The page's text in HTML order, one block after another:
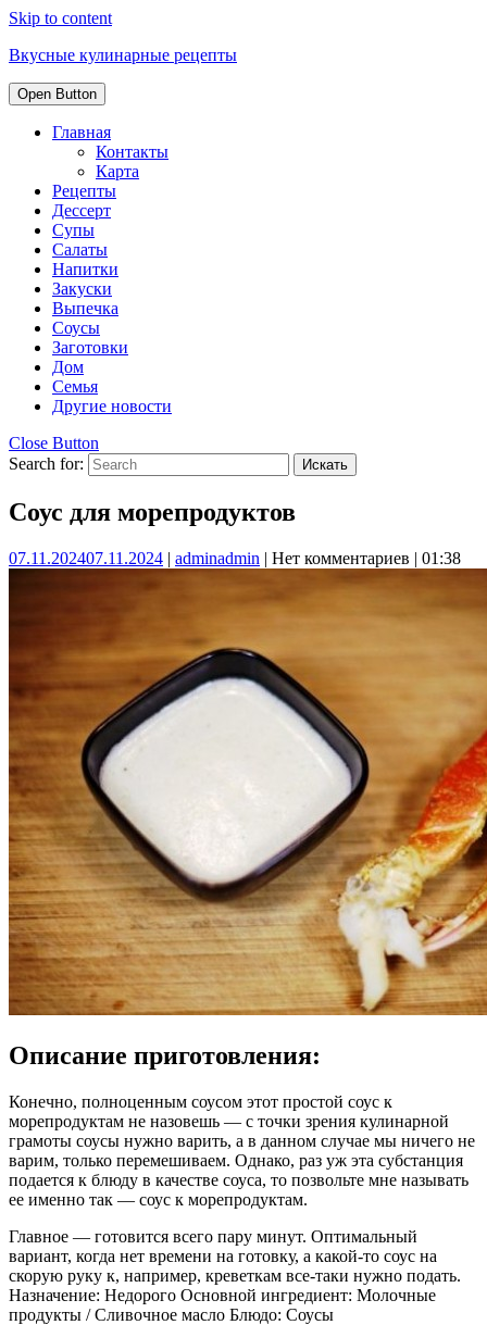
Skip to content
Вкусные кулинарные рецепты
Open Button
Главная
Контакты
Карта
Рецепты
Дессерт
Супы
Салаты
Напитки
Закуски
Выпечка
Соусы
Заготовки
Дом
Семья
Другие новости
Close Button
Search for:
Соус для морепродуктов
07.11.202407.11.2024 | adminadmin | Нет комментариев | 01:38
Описание приготовления:
Конечно, полноценным соусом этот простой соус к
морепродуктам не назовешь — с точки зрения кулинарной
грамоты соусы нужно варить, а в данном случае мы ничего не
варим, только перемешиваем. Однако, раз уж эта субстанция
подается к блюду в качестве соуса, то позвольте мне называть
ее именно так — соус к морепродуктам.
Главное — готовится всего пару минут. Оптимальный
вариант, когда нет времени на готовку, а какой-то соус на
скорую руку к, например, креветкам все-таки нужно подать.
Назначение: Недорого Основной ингредиент: Молочные
продукты / Сливочное масло Блюдо: Соусы